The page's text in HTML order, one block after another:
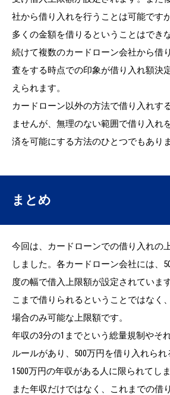
社から借り入れを行うことは可能です
多くの金額を借りるということはでき
続けて複数のカードローン会社から借
査をする時点での印象が借り入れ額決
えられます。
カードローン以外の方法で借り入れす
ませんが、無理のない範囲で借り入れ
済を可能にする方法のひとつでもありま
まとめ
今回は、カードローンでの借り入れの
しました。各カードローン会社には、
度の幅で借入上限額が設定されていま
こまで借りられるということではなく
場合のみ可能な上限額です。
年収の3分の1までという総量規制やそ
ルールがあり、500万円を借り入れら
1500万円の年収がある人に限られてしま
また年収だけではなく、これまでの借